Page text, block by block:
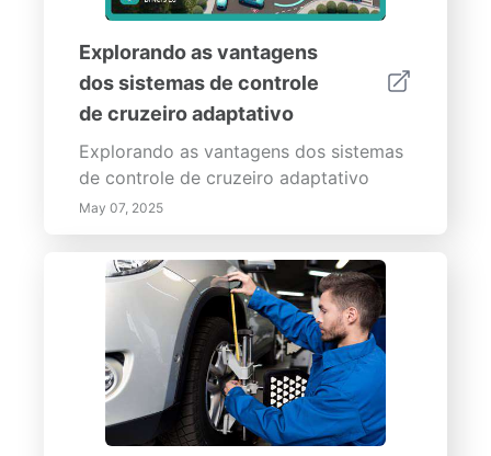
Explorando as vantagens
dos sistemas de controle
de cruzeiro adaptativo
Explorando as vantagens dos sistemas
de controle de cruzeiro adaptativo
May 07, 2025